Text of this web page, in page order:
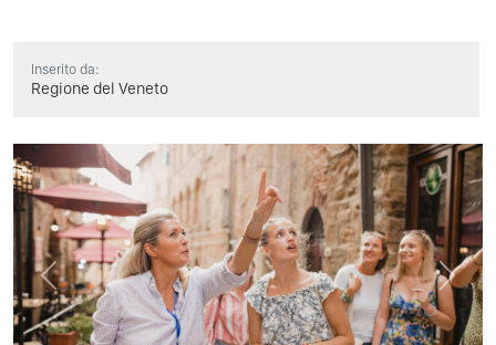
Inserito da:
Regione del Veneto
Previous Next